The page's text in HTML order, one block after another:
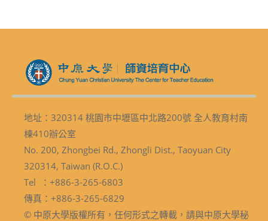
地址：320314 桃園市中壢區中北路200號 全人教育村南
棟410辦公室
No. 200, Zhongbei Rd., Zhongli Dist., Taoyuan City
320314, Taiwan (R.O.C.)
Tel ：+886-3-265-6803
傳真：+886-3-265-6829
© 中原大學版權所有，任何形式之轉載，請與中原大學秘